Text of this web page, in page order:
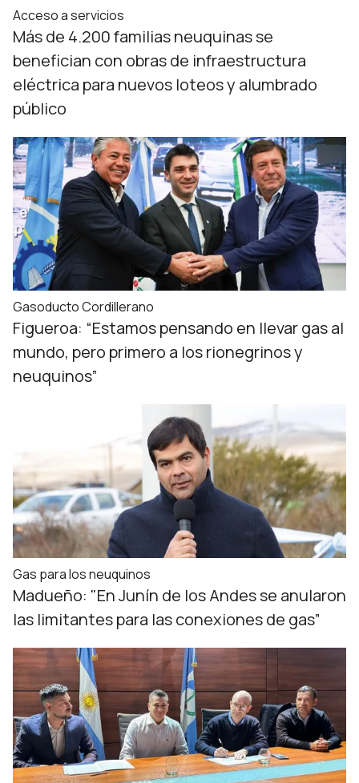
Acceso a servicios
Más de 4.200 familias neuquinas se
benefician con obras de infraestructura
eléctrica para nuevos loteos y alumbrado
público
Gasoducto Cordillerano
Figueroa: “Estamos pensando en llevar gas al
mundo, pero primero a los rionegrinos y
neuquinos”
Gas para los neuquinos
Madueño: "En Junín de los Andes se anularon
las limitantes para las conexiones de gas”